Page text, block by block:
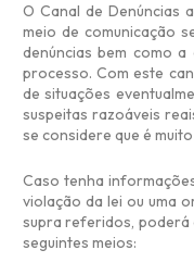
O Canal de Denúncias
meio de comunicação
denúncias bem como
processo. Com este
de situações
suspeitas razoáveis
se considere que é
Caso tenha
violação da lei ou uma
supra referidos, poderá
seguintes meios: